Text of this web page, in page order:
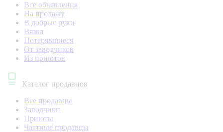
Все объявления
На продажу
В добрые руки
Вязка
Потерявшиеся
От заводчиков
Из приютов
Каталог продавцов
Все продавцы
Заводчики
Приюты
Частные продавцы